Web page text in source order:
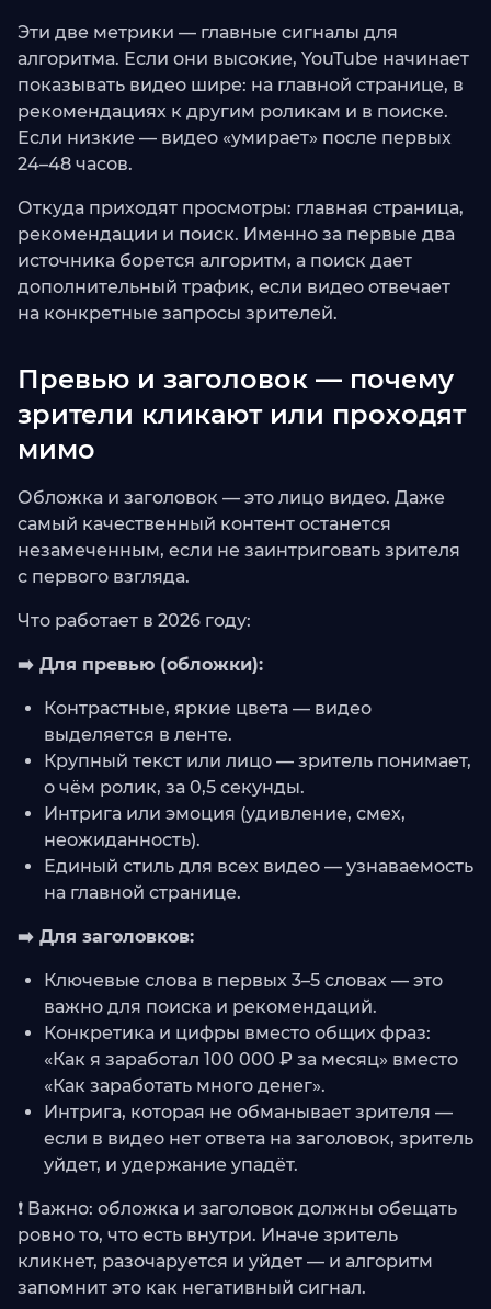
Эти две метрики — главные сигналы для
алгоритма. Если они высокие, YouTube начинает
показывать видео шире: на главной странице, в
рекомендациях к другим роликам и в поиске.
Если низкие — видео «умирает» после первых
24–48 часов.
Откуда приходят просмотры: главная страница,
рекомендации и поиск. Именно за первые два
источника борется алгоритм, а поиск дает
дополнительный трафик, если видео отвечает
на конкретные запросы зрителей.
Превью и заголовок — почему
зрители кликают или проходят
мимо
Обложка и заголовок — это лицо видео. Даже
самый качественный контент останется
незамеченным, если не заинтриговать зрителя
с первого взгляда.
Что работает в 2026 году:
➡️ Для превью (обложки):
Контрастные, яркие цвета — видео
выделяется в ленте.
Крупный текст или лицо — зритель понимает,
о чём ролик, за 0,5 секунды.
Интрига или эмоция (удивление, смех,
неожиданность).
Единый стиль для всех видео — узнаваемость
на главной странице.
➡️ Для заголовков:
Ключевые слова в первых 3–5 словах — это
важно для поиска и рекомендаций.
Конкретика и цифры вместо общих фраз:
«Как я заработал 100 000 ₽ за месяц» вместо
«Как заработать много денег».
Интрига, которая не обманывает зрителя —
если в видео нет ответа на заголовок, зритель
уйдет, и удержание упадёт.
❗ Важно: обложка и заголовок должны обещать
ровно то, что есть внутри. Иначе зритель
кликнет, разочаруется и уйдет — и алгоритм
запомнит это как негативный сигнал.